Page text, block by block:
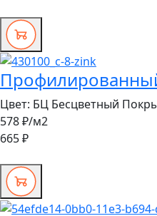
Цвет: БЦ Бесцветный
578 ₽/м2
665 ₽